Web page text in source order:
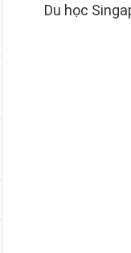
Du học